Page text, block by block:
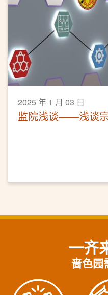
2025 年 1 月 03 日
监院浅谈——浅谈
一齐
啬色园